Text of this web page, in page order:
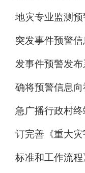
地灾专业监测预
突发事件预警
发事件预警发
确将预警信息
急广播行政村
订完善《重大
标准和工作流程